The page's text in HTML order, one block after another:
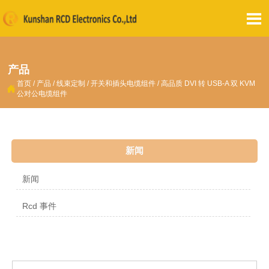

产品
 首页 / 产品 /线束定制 /开关和插头电缆组件 /高品质 DVI 转 USB-A 双 KVM
公对公电缆组件
新闻
新闻
Rcd 事件